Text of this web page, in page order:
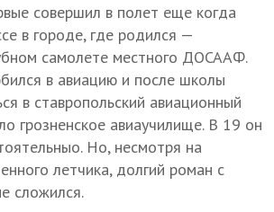
совершил в полет еще когда
в городе, где родился —
самолете местного ДОСААФ.
в авиацию и после школы
в ставропольский авиационный
грозненское авиаучилище. В 19 он
Но, несмотря на
летчика, долгий роман с
сложился.